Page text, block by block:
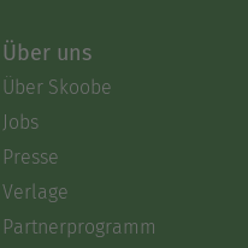
Über uns
Über Skoobe
Jobs
Presse
Verlage
Partnerprogramm